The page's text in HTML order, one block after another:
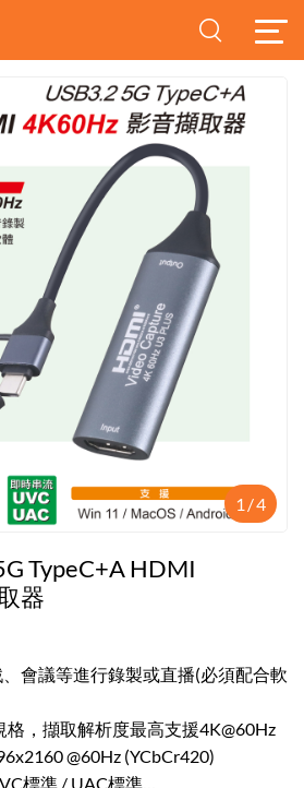
1 /4
TypeC+A HDMI
器
會議等進行錄製或直播(必須配合軟
格，擷取解析度最高支援4K@60Hz
@60Hz (YCbCr420)
標準 / UAC標準